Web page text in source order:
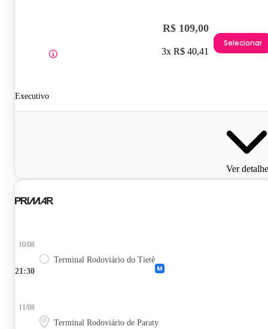
Executivo
R$ 109,00
3x R$ 40,41
Selecionar
Ver
21:30
10/08
Terminal Rodoviário do Tietê
11/08
Terminal Rodoviário de Paraty